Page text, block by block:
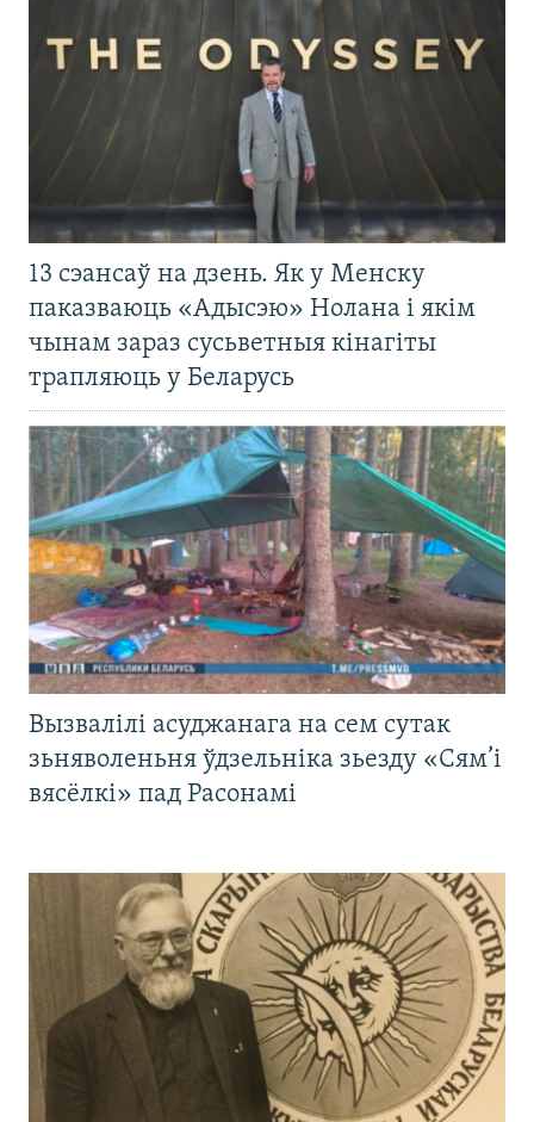
13 сэансаў на дзень. Як у Менску
паказваюць «Адысэю» Нолана і якім
чынам зараз сусьветныя кінагіты
трапляюць у Беларусь
Вызвалілі асуджанага на сем сутак
зьняволеньня ўдзельніка зьезду «Сям’і
вясёлкі» пад Расонамі